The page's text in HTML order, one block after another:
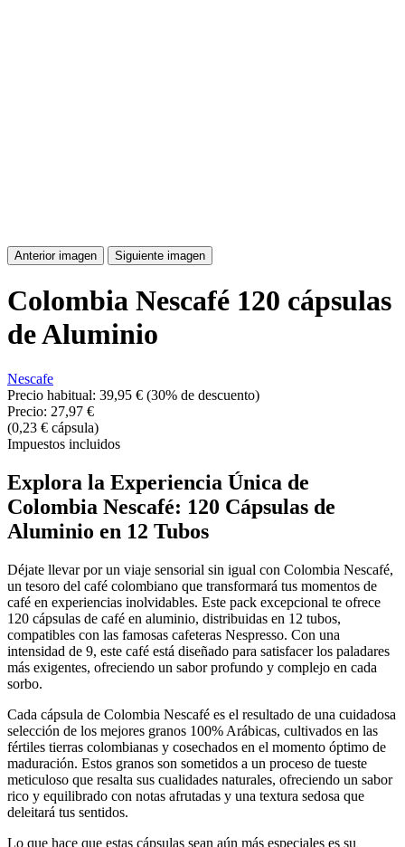
Anterior imagen Siguiente imagen
Colombia Nescafé 120 cápsulas
de Aluminio
Nescafe
Precio habitual: 39,95 € (30% de descuento)
Precio: 27,97 €
(0,23 € cápsula)
Impuestos incluidos
Explora la Experiencia Única de
Colombia Nescafé: 120 Cápsulas de
Aluminio en 12 Tubos
Déjate llevar por un viaje sensorial sin igual con Colombia Nescafé,
un tesoro del café colombiano que transformará tus momentos de
café en experiencias inolvidables. Este pack excepcional te ofrece
120 cápsulas de café en aluminio, distribuidas en 12 tubos,
compatibles con las famosas cafeteras Nespresso. Con una
intensidad de 9, este café está diseñado para satisfacer los paladares
más exigentes, ofreciendo un sabor profundo y complejo en cada
sorbo.
Cada cápsula de Colombia Nescafé es el resultado de una cuidadosa
selección de los mejores granos 100% Arábicas, cultivados en las
fértiles tierras colombianas y cosechados en el momento óptimo de
maduración. Estos granos son sometidos a un proceso de tueste
meticuloso que resalta sus cualidades naturales, ofreciendo un sabor
rico y equilibrado con notas afrutadas y una textura sedosa que
deleitará tus sentidos.
Lo que hace que estas cápsulas sean aún más especiales es su